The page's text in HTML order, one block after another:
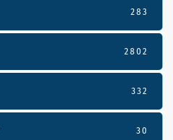
283
2802
332
30